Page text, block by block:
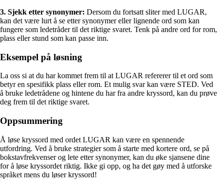
3. Sjekk etter synonymer: Dersom du fortsatt sliter med LUGAR,
kan det være lurt å se etter synonymer eller lignende ord som kan
fungere som ledetråder til det riktige svaret. Tenk på andre ord for rom,
plass eller stund som kan passe inn.
Eksempel på løsning
La oss si at du har kommet frem til at LUGAR refererer til et ord som
betyr en spesifikk plass eller rom. Et mulig svar kan være STED. Ved
å bruke ledetrådene og hintene du har fra andre kryssord, kan du prøve
deg frem til det riktige svaret.
Oppsummering
Å løse kryssord med ordet LUGAR kan være en spennende
utfordring. Ved å bruke strategier som å starte med kortere ord, se på
bokstavfrekvenser og lete etter synonymer, kan du øke sjansene dine
for å løse kryssordet riktig. Ikke gi opp, og ha det gøy med å utforske
språket mens du løser kryssord!